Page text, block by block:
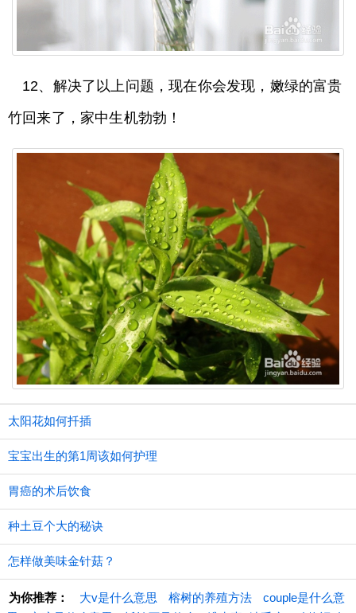
12、解决了以上问题，现在你会发现，嫩绿的富贵
竹回来了，家中生机勃勃！
太阳花如何扦插
宝宝出生的第1周该如何护理
胃癌的术后饮食
种土豆个大的秘诀
怎样做美味金针菇？
为你推荐： 大v是什么意思 榕树的养殖方法
couple是什么意